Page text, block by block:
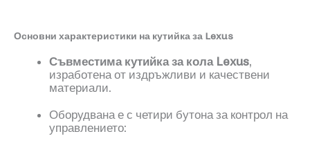
Основни характеристики на кутийка за Lexus
Съвместима кутийка за кола Lexus,
изработена от издръжливи и качествени
материали.
Оборудвана е с четири бутона за контрол на
управлението: